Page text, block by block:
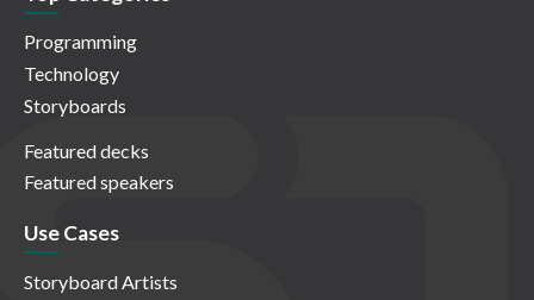
Programming
Technology
Storyboards
Featured decks
Featured speakers
Use Cases
Storyboard Artists